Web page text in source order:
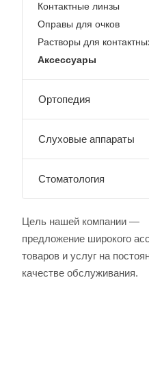
Цвет
Черный
Контактные линзы
Оправы для очков
Растворы для
Аксессуары
Ортопедия
Слуховые аппараты
Стоматология
Цель нашей компании —
предложение широкого
товаров и услуг на
качестве обслуживания.